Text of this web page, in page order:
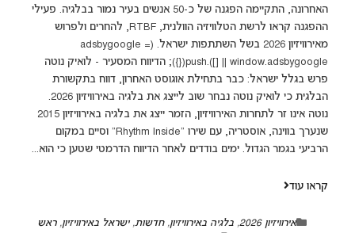
האחרונה, התקיימה הפגנה של כ-50 אנשים בעיר נמור בבלגיה. פעילי
ההפגנה קראו לרשת הטלוויזיה הוולנית, RTBF, להחרים ולפרוש
מאירוויזיון 2026 בשל השתתפות ישראל. (adsbygoogle =
window.adsbygoogle || []).push({}); הדיווח המסעיר - לואיק נוטה
פרש בגלל ישראל: כבר בתחילת אוגוסט האחרון, דווח בתקשורת
הבלגית כי לואיק נוטה נבחר שוב לייצג את בלגיה באירוויזיון 2026.
נוטה אינו זר לתחרות האירוויזיון, הזמר ייצג את בלגיה באירוויזיון 2015
שנערך בווינה, אוסטריה, עם שירו “Rhythm Inside” וסיים במקום
הרביעי בגמר הגדול. ימים בודדים לאחר הדיווח הדרמטי שטען כי הוא...
קראו עוד
אירוויזיון 2026 ,בלגיה באירוויזיון,חדשות,ישראל באירוויזיון,ראש